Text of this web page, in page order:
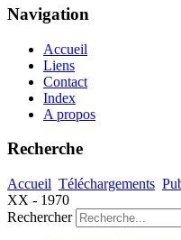
Navigation
Accueil
Liens
Contact
Index
A propos
Recherche
Accueil Téléchargements
XX - 1970
Rechercher